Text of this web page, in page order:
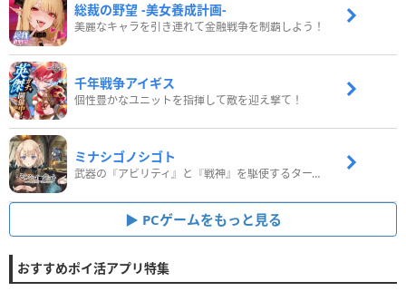
総裁の野望 -美女養成計画-
美麗なキャラを引き連れて金融戦争を制覇しよう！
千年戦争アイギス
個性豊かなユニットを指揮して敵を迎え撃て！
ミナシゴノシゴト
武器の『アビリティ』と『戦神』を駆使するターン制コマンドバトルRPG！
PCゲームをもっと見る
おすすめポイ活アプリ特集